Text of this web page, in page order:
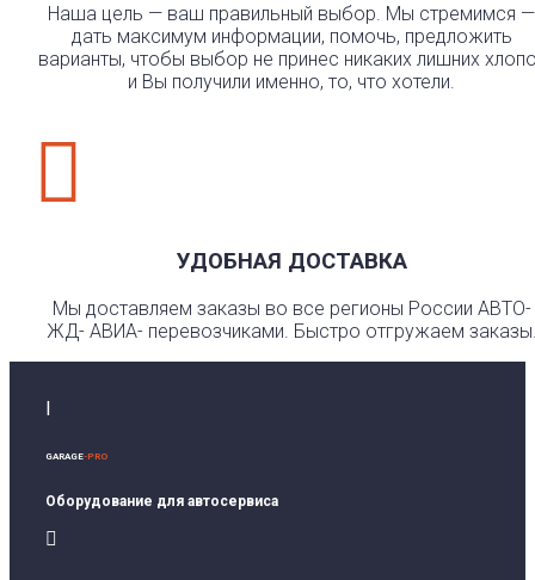
Наша цель — ваш правильный выбор. Мы стремимся —
дать максимум информации, помочь, предложить
варианты, чтобы выбор не принес никаких лишних
и Вы получили именно, то, что хотели.

УДОБНАЯ ДОСТАВКА
Мы доставляем заказы во все регионы России АВТО-
ЖД- АВИА- перевозчиками. Быстро отгружаем
I
GARAGE-PRO
Оборудование для автосервиса
